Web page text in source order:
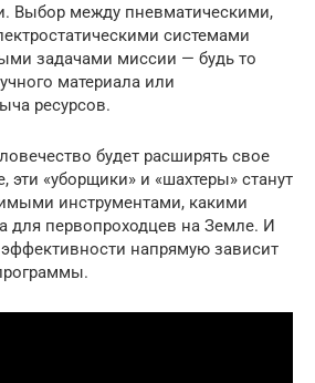
Выбор между пневматическими,
системами
задачами миссии — будь то
материала или
ресурсов.
будет расширять свое
эти «уборщики» и «шахтеры» станут
инструментами, какими
для первопроходцев на Земле. И
напрямую зависит